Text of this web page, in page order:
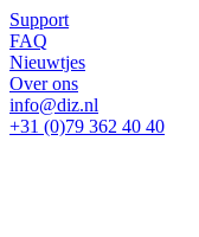
Support
FAQ
Nieuwtjes
Over ons
info@diz.nl
+31 (0)79 362 40 40